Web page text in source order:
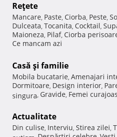
Reţete
Mancare, Paste, Ciorba, Peste,
Dulceata, Tocanita, Cocktail,
Maioneza, Pilaf, Ciorba
Ce mancam azi
Casă şi familie
Mobila bucatarie, Amenajari
Dormitoare, Design interior,
singura, Gravide, Femei
Actualitate
Din culise, Interviu, Stirea zilei,